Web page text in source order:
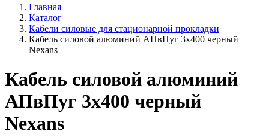
Главная
Каталог
Кабели силовые для стационарной прокладки
Кабель силовой алюминий АПвПуг 3x400 черный
Nexans
Кабель силовой алюминий
АПвПуг 3x400 черный
Nexans